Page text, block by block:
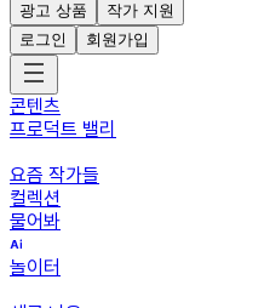
광고 상품
작가 지원
로그인
회원가입
콘텐츠
프로덕트 밸리
요즘 작가들
컬렉션
물어봐
놀이터